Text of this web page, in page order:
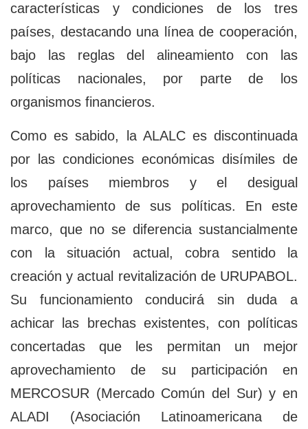
características y condiciones de los tres
países, destacando una línea de cooperación,
bajo las reglas del alineamiento con las
políticas nacionales, por parte de los
organismos financieros.
Como es sabido, la ALALC es discontinuada
por las condiciones económicas disímiles de
los países miembros y el desigual
aprovechamiento de sus políticas. En este
marco, que no se diferencia sustancialmente
con la situación actual, cobra sentido la
creación y actual revitalización de URUPABOL.
Su funcionamiento conducirá sin duda a
achicar las brechas existentes, con políticas
concertadas que les permitan un mejor
aprovechamiento de su participación en
MERCOSUR (Mercado Común del Sur) y en
ALADI (Asociación Latinoamericana de